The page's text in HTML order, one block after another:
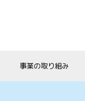
事業の取り組み